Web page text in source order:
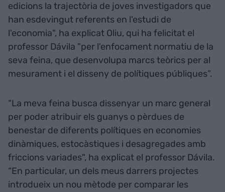
edicions la trajectòria de joves investigadors que
han esdevingut referents en l'estudi de
l'economia", ha explicat Oliu, qui ha felicitat el
professor Dávila "per l'enfocament normatiu de la
seva feina, que desenvolupa marcs teòrics per al
mesurament i el disseny de polítiques públiques”.
“La meva feina busca dissenyar un marc general
per poder atribuir els guanys o pèrdues de
benestar de diferents polítiques en economies
dinàmiques, estocàstiques i desagregades amb
friccions variades", ha explicat el professor Dávila.
“En particular, un dels meus darrers projectes
introdueix un nou mètode per comparar les